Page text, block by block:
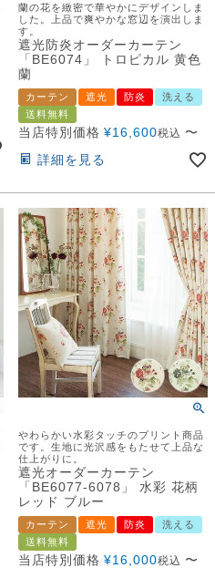
蘭の花を緻密で華やかにデザインしま
した。上品で爽やかな窓辺を演出しま
す。
遮光防炎オーダーカーテン
「BE6074」 トロピカル 黄色
蘭
カーテン 遮光 防炎
洗える
送料無料
当店特別価格 ¥16,600税込 〜
詳細を見る
やわらかい水彩タッチのプリント商品
です。生地に光沢感をもたせて上品な
仕上がりに。
遮光オーダーカーテン
「BE6077-6078」 水彩 花柄
レッド ブルー
カーテン 遮光 防炎
洗える
送料無料
当店特別価格 ¥16,000税込 〜